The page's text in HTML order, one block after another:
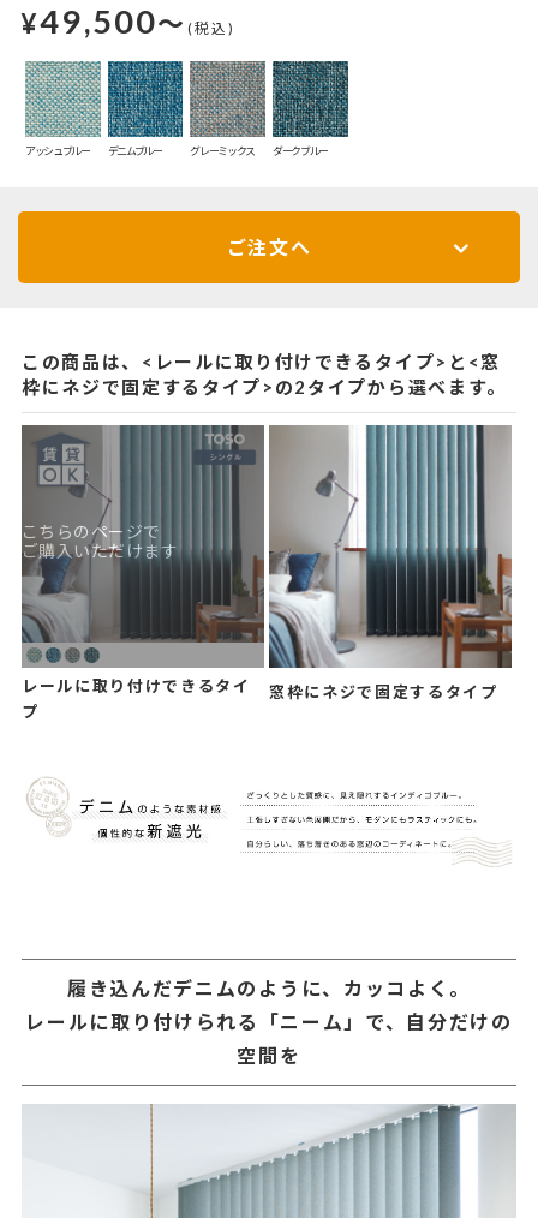
¥49,500～ (税込)
アッシュブルー デニムブルー グレーミックス ダークブルー
ご注文へ
この商品は、<レールに取り付けできるタイプ>と<窓
枠にネジで固定するタイプ>の2タイプから選べます。
こちらのページで
ご購入いただけます
レールに取り付けできるタイ
プ
窓枠にネジで固定するタイプ
履き込んだデニムのように、カッコよく。
レールに取り付けられる「ニーム」で、自分だけの
空間を